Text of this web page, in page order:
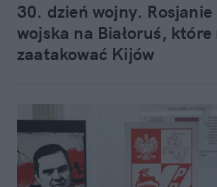
30. dzień wojny. Rosjanie
wojska na Białoruś, które
zaatakować Kijów